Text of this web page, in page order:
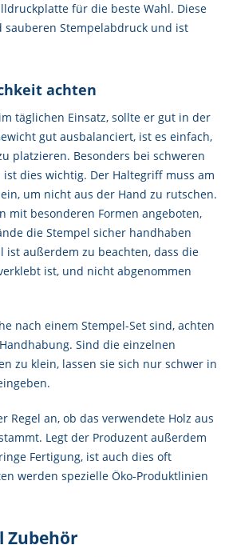
für die beste Wahl. Diese
Stempelabdruck und ist
achten
täglichen Einsatz, sollte er gut in der
gut ausbalanciert, ist es einfach,
platzieren. Besonders bei schweren
dies wichtig. Der Haltegriff muss am
um nicht aus der Hand zu rutschen.
mit besonderen Formen angeboten,
die Stempel sicher handhaben
ist außerdem zu beachten, dass die
ist, und nicht abgenommen
nach einem Stempel-Set sind, achten
Sind die einzelnen
zu klein, lassen sie sich nur schwer in
Regel an, ob das verwendete Holz aus
Legt der Produzent außerdem
Fertigung, ist auch dies oft
werden spezielle Öko-Produktlinien
Zubehör